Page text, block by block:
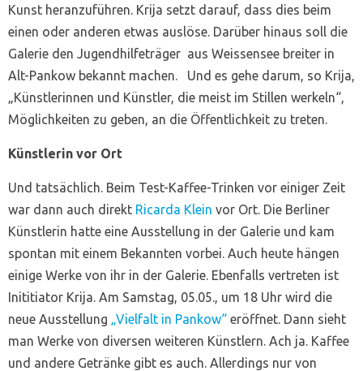
Kunst heranzuführen. Krija setzt darauf, dass dies beim
einen oder anderen etwas auslöse. Darüber hinaus soll die
Galerie den Jugendhilfeträger aus Weissensee breiter in
Alt-Pankow bekannt machen. Und es gehe darum, so Krija,
„Künstlerinnen und Künstler, die meist im Stillen werkeln“,
Möglichkeiten zu geben, an die Öffentlichkeit zu treten.
Künstlerin vor Ort
Und tatsächlich. Beim Test-Kaffee-Trinken vor einiger Zeit
war dann auch direkt Ricarda Klein vor Ort. Die Berliner
Künstlerin hatte eine Ausstellung in der Galerie und kam
spontan mit einem Bekannten vorbei. Auch heute hängen
einige Werke von ihr in der Galerie. Ebenfalls vertreten ist
Inititiator Krija. Am Samstag, 05.05., um 18 Uhr wird die
neue Ausstellung „Vielfalt in Pankow“ eröffnet. Dann sieht
man Werke von diversen weiteren Künstlern. Ach ja. Kaffee
und andere Getränke gibt es auch. Allerdings nur von